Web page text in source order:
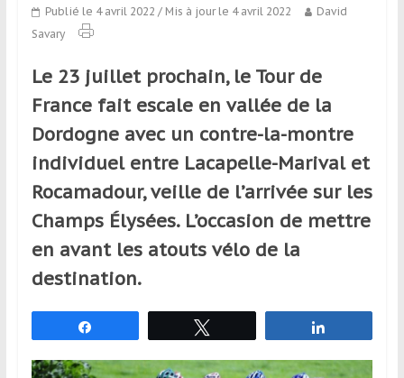
aux
voyageurs
ou
réguliers,
pratiquants,
passionnés
ou
simples
spectateurs
sport,
qui
déplacent
en
France
Publié le 4 avril 2022 / Mis à jour le 4 avril 2022
David
Savary
Le 23 juillet prochain, le Tour de
France fait escale en vallée de la
Dordogne avec un contre-la-montre
individuel entre Lacapelle-Marival et
Rocamadour, veille de l’arrivée sur les
Champs Élysées. L’occasion de mettre
en avant les atouts vélo de la
destination.